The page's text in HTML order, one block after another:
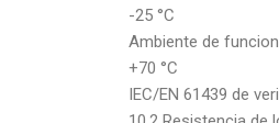
-25 °C
Ambiente de
+70 °C
IEC/EN 61439 de